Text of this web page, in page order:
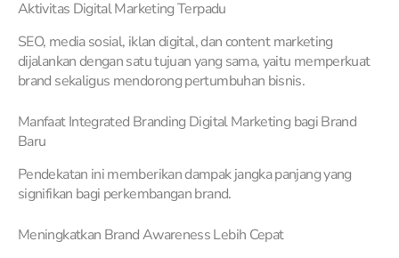
Aktivitas Digital Marketing Terpadu
SEO, media sosial, iklan digital, dan content marketing
dijalankan dengan satu tujuan yang sama, yaitu memperkuat
brand sekaligus mendorong pertumbuhan bisnis.
Manfaat Integrated Branding Digital Marketing bagi Brand
Baru
Pendekatan ini memberikan dampak jangka panjang yang
signifikan bagi perkembangan brand.
Meningkatkan Brand Awareness Lebih Cepat